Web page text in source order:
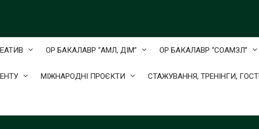
ОР БАКАЛАВР “АМЛ, ДІМ” ОР БАКАЛАВР “СОАМЗЛ”
МІЖНАРОДНІ ПРОЄКТИ СТАЖУВАННЯ, ТРЕНІНГИ,